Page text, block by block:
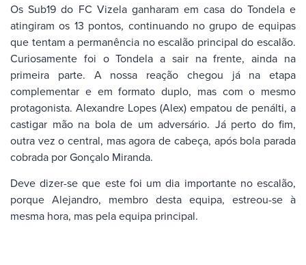
Os Sub19 do FC Vizela ganharam em casa do Tondela e
atingiram os 13 pontos, continuando no grupo de equipas
que tentam a permanência no escalão principal do escalão.
Curiosamente foi o Tondela a sair na frente, ainda na
primeira parte. A nossa reação chegou já na etapa
complementar e em formato duplo, mas com o mesmo
protagonista. Alexandre Lopes (Alex) empatou de penálti, a
castigar mão na bola de um adversário. Já perto do fim,
outra vez o central, mas agora de cabeça, após bola parada
cobrada por Gonçalo Miranda.
Deve dizer-se que este foi um dia importante no escalão,
porque Alejandro, membro desta equipa, estreou-se à
mesma hora, mas pela equipa principal.